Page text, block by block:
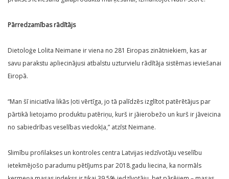
Pārredzamības rādītājs
Dietoloģe Lolita Neimane ir viena no 281 Eiropas zinātniekiem, kas ar
savu parakstu apliecinājusi atbalstu uzturvielu rādītāja sistēmas ieviešanai
Eiropā.
“Man šī iniciatīva likās ļoti vērtīga, jo tā palīdzēs izglītot patērētājus par
pārtikā lietojamo produktu patēriņu, kurš ir jāierobežo un kurš ir jāveicina
no sabiedrības veselības viedokļa,” atzīst Neimane.
Slimību profilakses un kontroles centra Latvijas iedzīvotāju veselību
ietekmējošo paradumu pētījums par 2018.gadu liecina, ka normāls